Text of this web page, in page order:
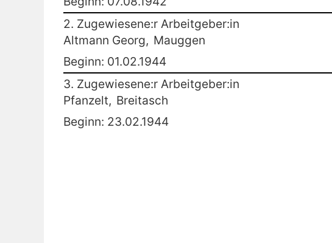
2. Zugewiesene:r Arbeitgeber:in
Altmann Georg, Mauggen
Beginn: 01.02.1944
3. Zugewiesene:r Arbeitgeber:in
Pfanzelt, Breitasch
Beginn: 23.02.1944